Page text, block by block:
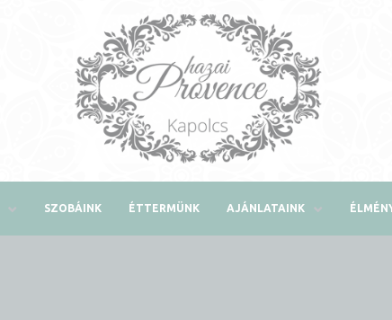
SZOBÁINK ÉTTERMÜNK AJÁNLATAINK